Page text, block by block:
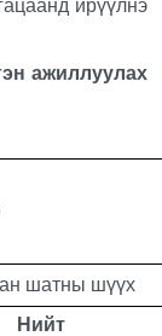
ирүүлнэ
ажиллуулах
шатны шүүх